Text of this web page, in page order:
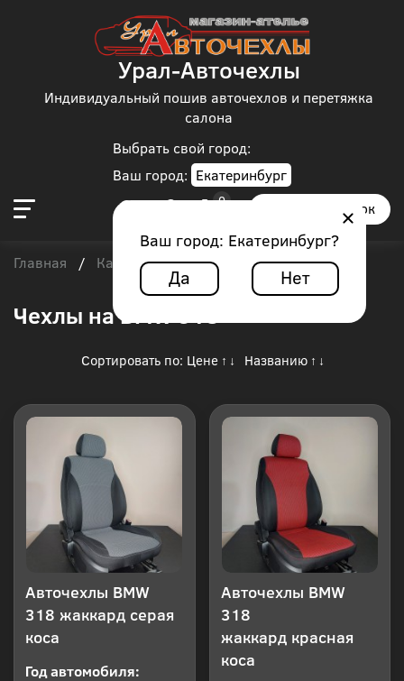
Выбрать свой город:
Ваш город: Екатеринбург
Ваш город: Екатеринбург?
Да Нет
Урал-Авточехлы
Индивидуальный пошив авточехлов и перетяжка
салона
Заказать звонок
Главная / Каталог чехлов / BMW / BMW 318
Чехлы на BMW 318
Сортировать по: Цене ↑ ↓ Названию ↑ ↓
Авточехлы BMW
318 жаккард серая
коса
Год автомобиля:
Авточехлы BMW
318
жаккард красная
коса